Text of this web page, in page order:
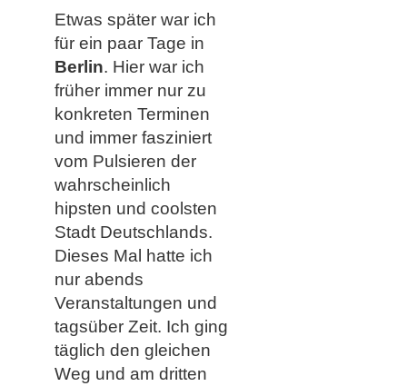
Etwas später war ich
für ein paar Tage in
Berlin. Hier war ich
früher immer nur zu
konkreten Terminen
und immer fasziniert
vom Pulsieren der
wahrscheinlich
hipsten und coolsten
Stadt Deutschlands.
Dieses Mal hatte ich
nur abends
Veranstaltungen und
tagsüber Zeit. Ich ging
täglich den gleichen
Weg und am dritten